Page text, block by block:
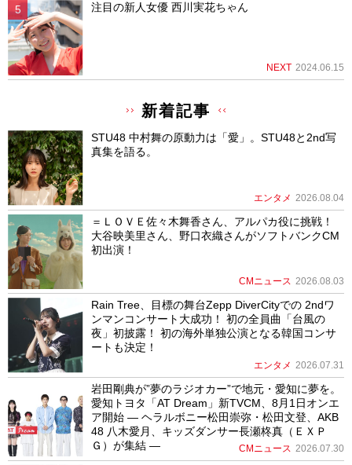
注目の新人女優 西川実花ちゃん
NEXT 2024.06.15
新着記事
STU48 中村舞の原動力は「愛」。STU48と2nd写
真集を語る。
エンタメ 2026.08.04
＝ＬＯＶＥ佐々木舞香さん、アルパカ役に挑戦！
大谷映美里さん、野口衣織さんがソフトバンクCM
初出演！
CMニュース 2026.08.03
Rain Tree、目標の舞台Zepp DiverCityでの 2ndワ
ンマンコンサート大成功！ 初の全員曲「台風の
夜」初披露！ 初の海外単独公演となる韓国コンサ
ートも決定！
エンタメ 2026.07.31
岩田剛典が”夢のラジオカー”で地元・愛知に夢を。
愛知トヨタ「AT Dream」新TVCM、8月1日オンエ
ア開始 ― ヘラルボニー松田崇弥・松田文登、AKB
48 八木愛月、キッズダンサー長瀬柊真（ＥＸＰ
Ｇ）が集結 ―
CMニュース 2026.07.30